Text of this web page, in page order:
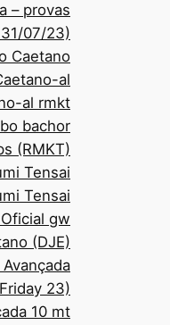
– provas
07/23)
Caetano
al
al rmkt
bachor
(RMKT)
Tensai
Tensai
gw
(DJE)
23)
10 mt